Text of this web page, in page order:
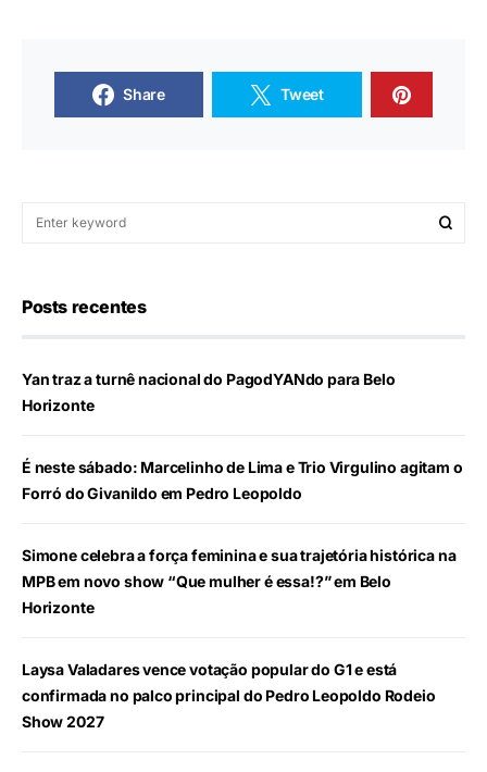
Share Tweet
Posts recentes
Yan traz a turnê nacional do PagodYANdo para Belo
Horizonte
É neste sábado: Marcelinho de Lima e Trio Virgulino agitam o
Forró do Givanildo em Pedro Leopoldo
Simone celebra a força feminina e sua trajetória histórica na
MPB em novo show “Que mulher é essa!?” em Belo
Horizonte
Laysa Valadares vence votação popular do G1 e está
confirmada no palco principal do Pedro Leopoldo Rodeio
Show 2027